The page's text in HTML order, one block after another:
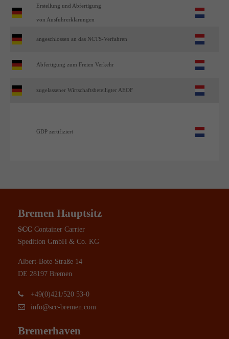
Erstellung und Abfertigung
von Ausfuhrerklärungen
angeschlossen an das NCTS-Verfahren
Abfertigung zum Freien Verkehr
zugelassener Wirtschaftsbeteiligter AEOF
GDP zertifiziert
Bremen Hauptsitz
SCC Container Carrier
Spedition GmbH & Co. KG
Albert-Bote-Straße 14
DE 28197 Bremen
+49(0)421/520 53-0
info@scc-bremen.com
Bremerhaven